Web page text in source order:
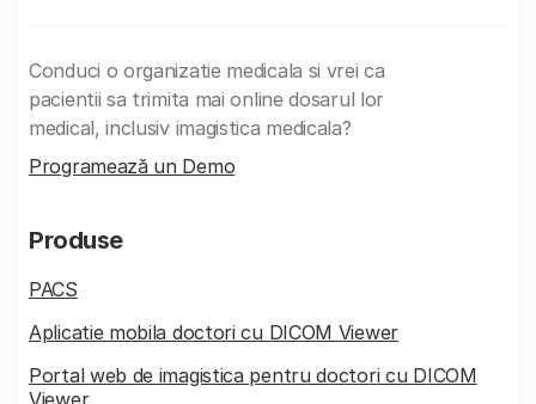
Conduci o organizatie medicala si vrei ca
pacientii sa trimita mai online dosarul lor
medical, inclusiv imagistica medicala?
Programează un Demo
Produse
PACS
Aplicatie mobila doctori cu DICOM Viewer
Portal web de imagistica pentru doctori cu DICOM
Viewer